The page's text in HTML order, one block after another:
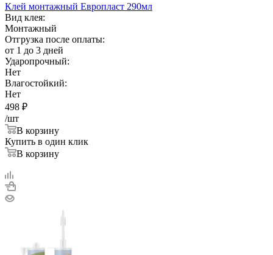
Клей монтажный Европласт 290мл
Вид клея:
Монтажный
Отгрузка после оплаты:
от 1 до 3 дней
Ударопрочный:
Нет
Влагостойкий:
Нет
498 ₽
/шт
В корзину
Купить в один клик
В корзину